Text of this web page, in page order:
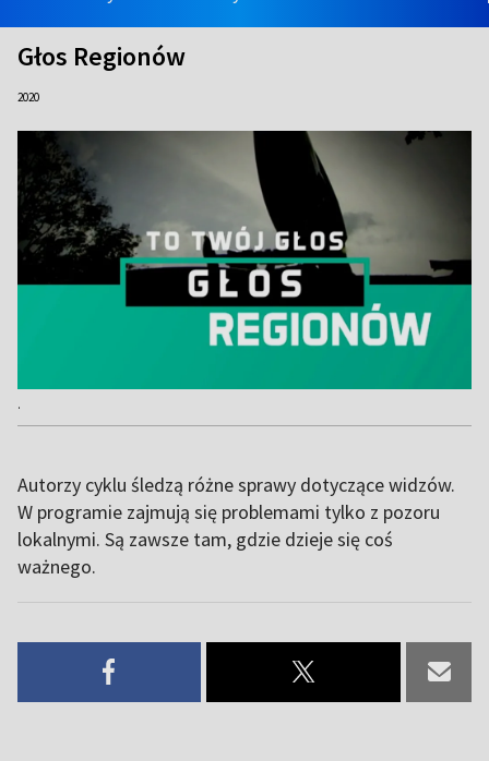
Głos Regionów
2020
.
Autorzy cyklu śledzą różne sprawy dotyczące widzów.
W programie zajmują się problemami tylko z pozoru
lokalnymi. Są zawsze tam, gdzie dzieje się coś
ważnego.